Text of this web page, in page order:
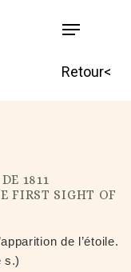
Retour<
1811
FIRST SIGHT OF
de l’étoile.
s.)